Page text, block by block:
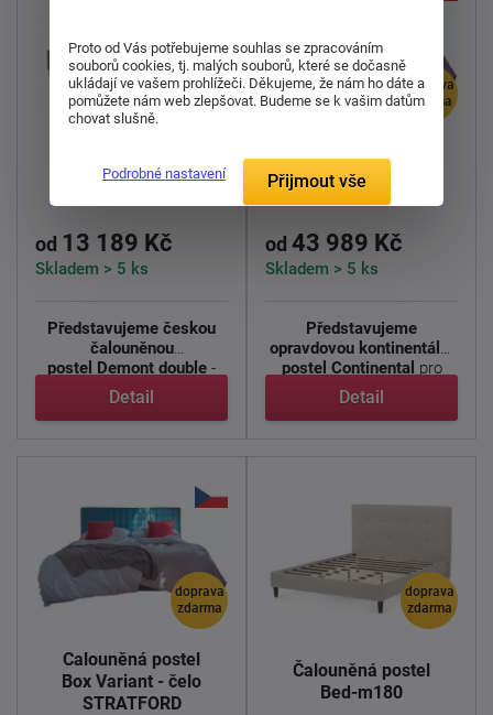
doprava
zdarma
Čalouněná postel
Demont double
od 13 189 Kč
Skladem > 5 ks
Představujeme českou
čalouněnou
postel Demont double -
elegantní a ...
Detail
doprava
zdarma
Čalouněná postel
Continental
od 43 989 Kč
Skladem > 5 ks
Představujeme
opravdovou kontinentální
postel Continental pro
spánek ...
Detail
doprava
zdarma
Čalouněná postel
Box Variant - čelo
STRATFORD
doprava
zdarma
Čalouněná postel
Bed-m180
Proto od Vás potřebujeme souhlas se zpracováním
souborů cookies, tj. malých souborů, které se dočasně
ukládají ve vašem prohlížeči. Děkujeme, že nám ho dáte a
pomůžete nám web zlepšovat. Budeme se k vašim datům
chovat slušně.
Podrobné nastavení Přijmout vše